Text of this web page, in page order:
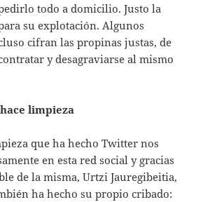
todo a domicilio. Justo la
su explotación. Algunos
cifran las propinas justas, de
y desagraviarse al mismo
limpieza
que ha hecho Twitter nos
en esta red social y gracias
de la misma, Urtzi Jauregibeitia,
ha hecho su propio cribado: